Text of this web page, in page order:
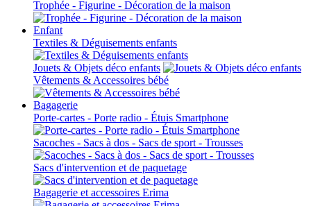
Trophée - Figurine - Décoration de la maison
Enfant
Textiles & Déguisements enfants
Jouets & Objets déco enfants
Vêtements & Accessoires bébé
Bagagerie
Porte-cartes - Porte radio - Étuis Smartphone
Sacoches - Sacs à dos - Sacs de sport - Trousses
Sacs d'intervention et de paquetage
Bagagerie et accessoires Erima